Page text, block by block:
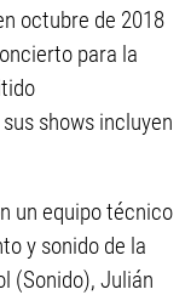
octubre de 2018
para la
shows incluyen
un equipo técnico
y sonido de la
(Sonido), Julián